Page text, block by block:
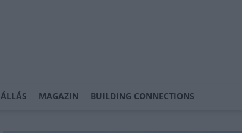
ÁLLÁS MAGAZIN BUILDING CONNECTIONS